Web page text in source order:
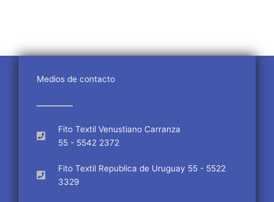
Medios de contacto
Fito Textil Venustiano Carranza
55 - 5542 2372
Fito Textil Republica de Uruguay 55 - 5522
3329